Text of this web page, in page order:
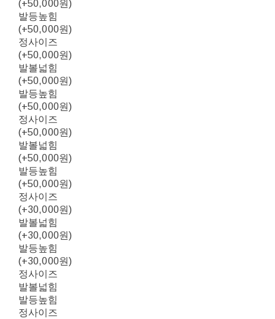
(+50,000원)
발등높힘
(+50,000원)
정사이즈
(+50,000원)
발볼넓힘
(+50,000원)
발등높힘
(+50,000원)
정사이즈
(+50,000원)
발볼넓힘
(+50,000원)
발등높힘
(+50,000원)
정사이즈
(+30,000원)
발볼넓힘
(+30,000원)
발등높힘
(+30,000원)
정사이즈
발볼넓힘
발등높힘
정사이즈